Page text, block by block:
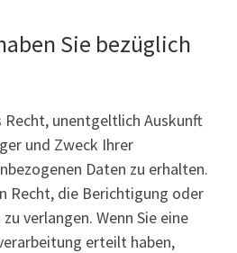
Sie bezüglich
Recht, unentgeltlich Auskunft
und Zweck Ihrer
Daten zu erhalten.
Recht, die Berichtigung oder
verlangen. Wenn Sie eine
erteilt haben,